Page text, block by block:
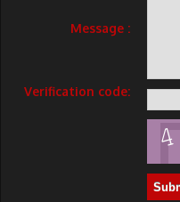
Message :
Verification code: